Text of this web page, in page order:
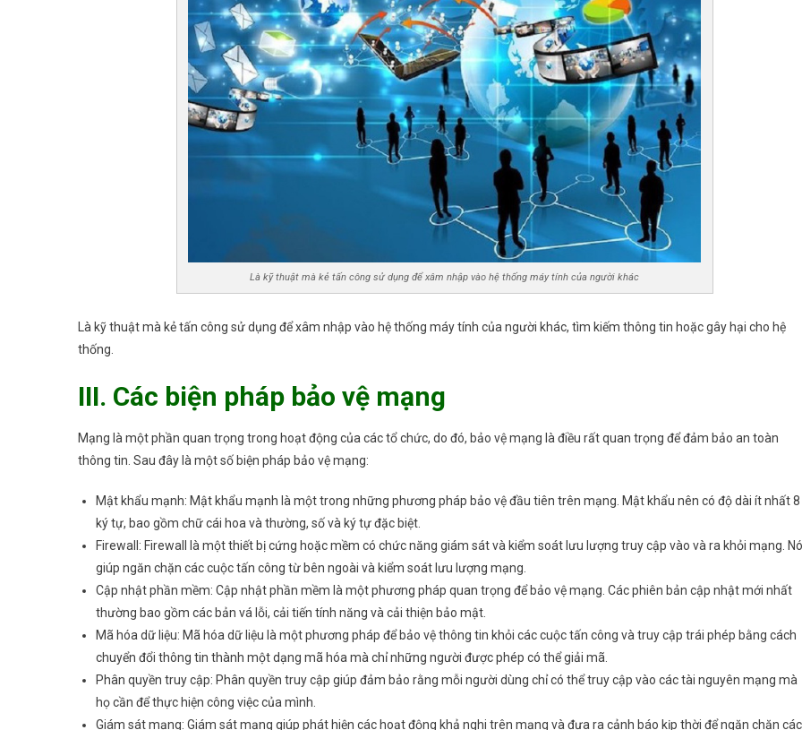
Là kỹ thuật mà kẻ tấn công sử dụng để xâm nhập vào hệ thống máy tính của người khác
Là kỹ thuật mà kẻ tấn công sử dụng để xâm nhập vào hệ thống máy tính của người khác, tìm kiếm thông tin hoặc gây hại cho hệ
thống.
III. Các biện pháp bảo vệ mạng
Mạng là một phần quan trọng trong hoạt động của các tổ chức, do đó, bảo vệ mạng là điều rất quan trọng để đảm bảo an toàn
thông tin. Sau đây là một số biện pháp bảo vệ mạng:
Mật khẩu mạnh: Mật khẩu mạnh là một trong những phương pháp bảo vệ đầu tiên trên mạng. Mật khẩu nên có độ dài ít nhất 8
ký tự, bao gồm chữ cái hoa và thường, số và ký tự đặc biệt.
Firewall: Firewall là một thiết bị cứng hoặc mềm có chức năng giám sát và kiểm soát lưu lượng truy cập vào và ra khỏi mạng. Nó
giúp ngăn chặn các cuộc tấn công từ bên ngoài và kiểm soát lưu lượng mạng.
Cập nhật phần mềm: Cập nhật phần mềm là một phương pháp quan trọng để bảo vệ mạng. Các phiên bản cập nhật mới nhất
thường bao gồm các bản vá lỗi, cải tiến tính năng và cải thiện bảo mật.
Mã hóa dữ liệu: Mã hóa dữ liệu là một phương pháp để bảo vệ thông tin khỏi các cuộc tấn công và truy cập trái phép bằng cách
chuyển đổi thông tin thành một dạng mã hóa mà chỉ những người được phép có thể giải mã.
Phân quyền truy cập: Phân quyền truy cập giúp đảm bảo rằng mỗi người dùng chỉ có thể truy cập vào các tài nguyên mạng mà
họ cần để thực hiện công việc của mình.
Giám sát mạng: Giám sát mạng giúp phát hiện các hoạt động khả nghi trên mạng và đưa ra cảnh báo kịp thời để ngăn chặn các